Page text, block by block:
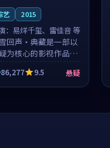
艺 2015
： 易烊千玺、雷佳音 等
回声·典藏是一部以
为核心的影视作品，
危机、反转与人物成
开，整体节奏紧凑，
推荐观看。
86,277 9.5 悬疑